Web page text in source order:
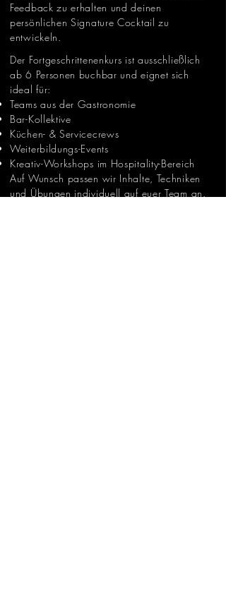
Feedback zu erhalten und deinen
persönlichen Signature Cocktail zu
entwickeln.
Der Fortgeschrittenenkurs ist ausschließlich
ab 6 Personen buchbar und eignet sich
ideal für:
Teams aus der Gastronomie
Bar-Kollektive
Küchen- & Servicecrews
Weiterbildungs-Events
Kreativ-Workshops im Hospitality-Bereich
Auf Wunsch passen wir Inhalte, Techniken
und Übungen individuell auf euer Team an.